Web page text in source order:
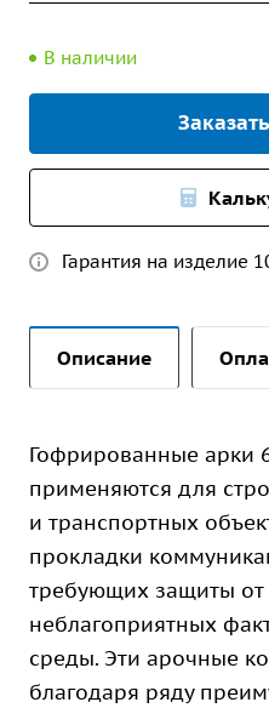
В наличии
Гарантия на изделие
Описание
Гофрированные арки
применяются для
и транспортных
прокладки
требующих защиты от
неблагоприятных
среды. Эти арочные
благодаря ряду